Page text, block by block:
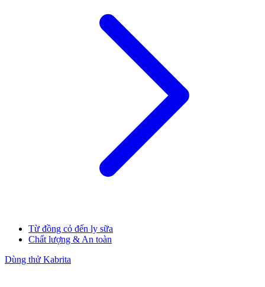
Từ đồng cỏ đến ly sữa
Chất lượng & An toàn
Dùng thử Kabrita